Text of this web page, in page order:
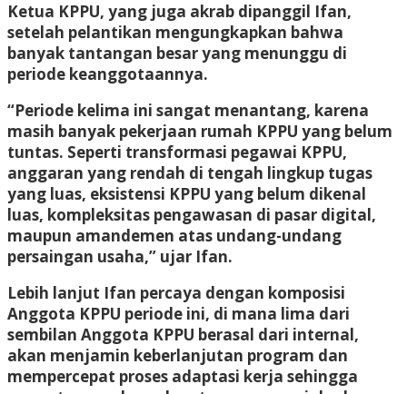
Ketua KPPU, yang juga akrab dipanggil Ifan,
setelah pelantikan mengungkapkan bahwa
banyak tantangan besar yang menunggu di
periode keanggotaannya.
“Periode kelima ini sangat menantang, karena
masih banyak pekerjaan rumah KPPU yang belum
tuntas. Seperti transformasi pegawai KPPU,
anggaran yang rendah di tengah lingkup tugas
yang luas, eksistensi KPPU yang belum dikenal
luas, kompleksitas pengawasan di pasar digital,
maupun amandemen atas undang-undang
persaingan usaha,” ujar Ifan.
Lebih lanjut Ifan percaya dengan komposisi
Anggota KPPU periode ini, di mana lima dari
sembilan Anggota KPPU berasal dari internal,
akan menjamin keberlanjutan program dan
mempercepat proses adaptasi kerja sehingga